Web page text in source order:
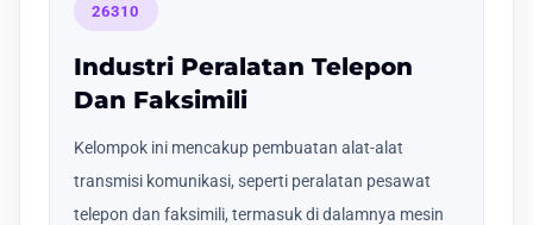
26310
Industri Peralatan Telepon
Dan Faksimili
Kelompok ini mencakup pembuatan alat-alat
transmisi komunikasi, seperti peralatan pesawat
telepon dan faksimili, termasuk di dalamnya mesin